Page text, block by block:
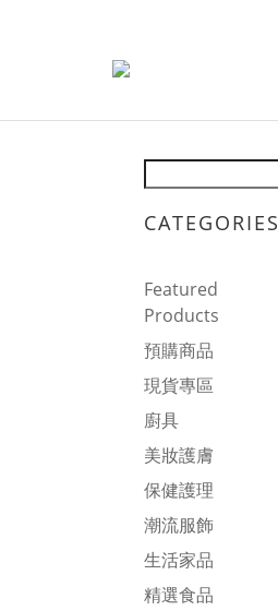
CATEGORIES
Featured
Products
預購商品
現貨專區
廚具
美妝護膚
保健護理
潮流服飾
生活家品
精選食品